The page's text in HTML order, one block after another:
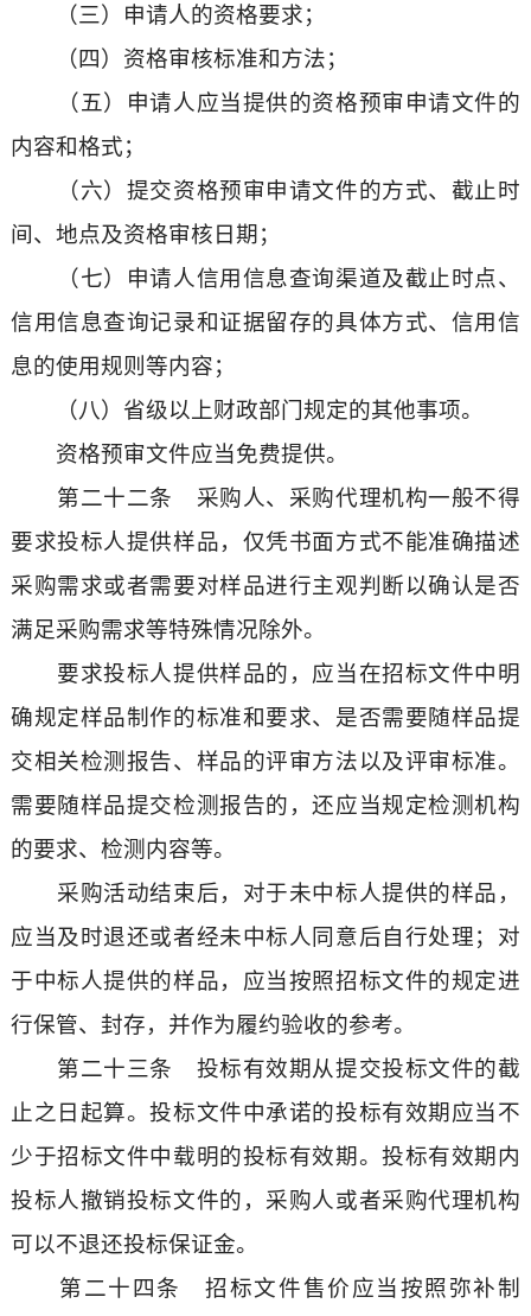
（三）申请人的资格要求；
（四）资格审核标准和方法；
（五）申请人应当提供的资格预审申请文件的
内容和格式；
（六）提交资格预审申请文件的方式、截止时
间、地点及资格审核日期；
（七）申请人信用信息查询渠道及截止时点、
信用信息查询记录和证据留存的具体方式、信用信
息的使用规则等内容；
（八）省级以上财政部门规定的其他事项。
资格预审文件应当免费提供。
第二十二条 采购人、采购代理机构一般不得
要求投标人提供样品，仅凭书面方式不能准确描述
采购需求或者需要对样品进行主观判断以确认是否
满足采购需求等特殊情况除外。
要求投标人提供样品的，应当在招标文件中明
确规定样品制作的标准和要求、是否需要随样品提
交相关检测报告、样品的评审方法以及评审标准。
需要随样品提交检测报告的，还应当规定检测机构
的要求、检测内容等。
采购活动结束后，对于未中标人提供的样品，
应当及时退还或者经未中标人同意后自行处理；对
于中标人提供的样品，应当按照招标文件的规定进
行保管、封存，并作为履约验收的参考。
第二十三条 投标有效期从提交投标文件的截
止之日起算。投标文件中承诺的投标有效期应当不
少于招标文件中载明的投标有效期。投标有效期内
投标人撤销投标文件的，采购人或者采购代理机构
可以不退还投标保证金。
第二十四条 招标文件售价应当按照弥补制